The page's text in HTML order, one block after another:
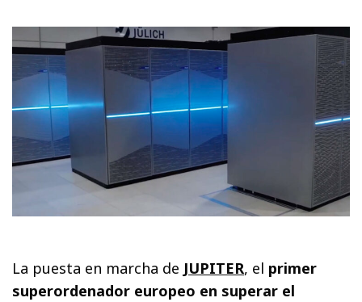
La puesta en marcha de JUPITER, el primer
superordenador europeo en superar el